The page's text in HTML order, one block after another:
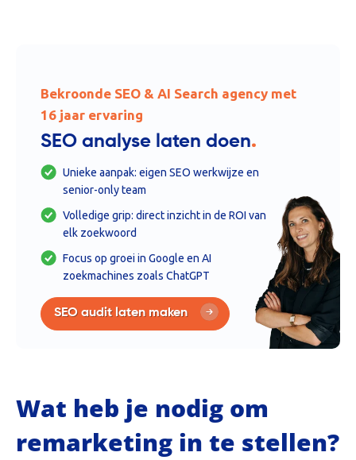
Bekroonde SEO & AI Search agency met
16 jaar ervaring
SEO analyse laten doen.
Unieke aanpak: eigen SEO werkwijze en
senior-only team
Volledige grip: direct inzicht in de ROI van
elk zoekwoord
Focus op groei in Google en AI
zoekmachines zoals ChatGPT
SEO audit laten maken
Wat heb je nodig om
remarketing in te stellen?